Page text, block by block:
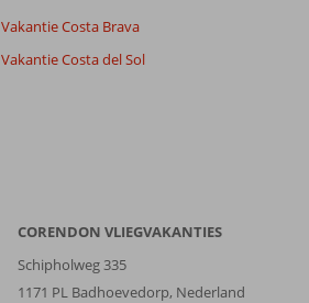
Vakantie Costa Brava
Vakantie Costa del Sol
CORENDON VLIEGVAKANTIES
Schipholweg 335
1171 PL Badhoevedorp, Nederland